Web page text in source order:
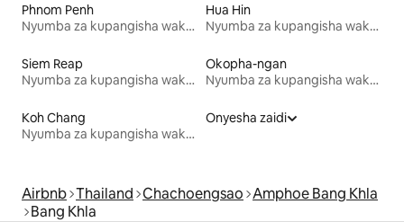
Phnom Penh
Nyumba za kupangisha wakati wa likizo
Hua Hin
Nyumba za kupangisha wakati wa likizo
Siem Reap
Nyumba za kupangisha wakati wa likizo
Okopha-ngan
Nyumba za kupangisha wakati wa likizo
Koh Chang
Nyumba za kupangisha wakati wa likizo
Onyesha zaidi
Airbnb Thailand Chachoengsao Amphoe Bang Khla
Bang Khla